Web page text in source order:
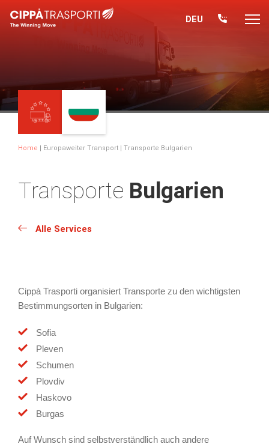
DEU
Home | Europaweiter Transport | Transporte Bulgarien
Transporte Bulgarien
Alle Services
Cippà Trasporti organisiert Transporte zu den wichtigsten
Bestimmungsorten in Bulgarien:
Sofia
Pleven
Schumen
Plovdiv
Haskovo
Burgas
Auf Wunsch sind selbstverständlich auch andere